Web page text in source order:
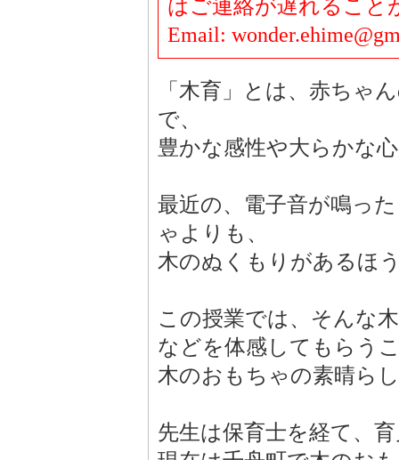
はご連絡が遅れること
Email:
「木育」とは、赤ちゃ
で、
豊かな感性や大らかな
最近の、電子音が鳴っ
ゃよりも、
木のぬくもりがあるほ
この授業では、そんな
などを体感してもらう
木のおもちゃの素晴ら
先生は保育士を経て、